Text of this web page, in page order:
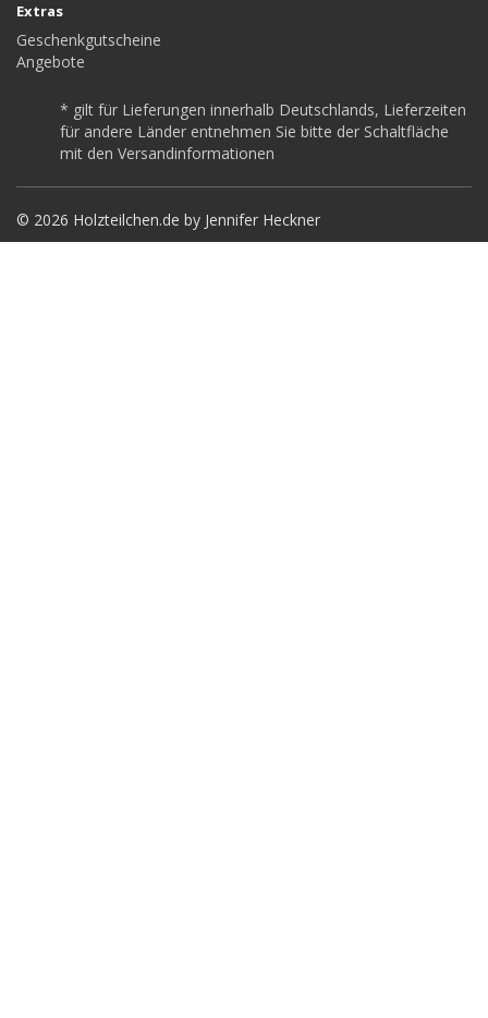
Extras
Geschenkgutscheine
Angebote
* gilt für Lieferungen innerhalb Deutschlands, Lieferzeiten
für andere Länder entnehmen Sie bitte der Schaltfläche
mit den Versandinformationen
© 2026 Holzteilchen.de by Jennifer Heckner